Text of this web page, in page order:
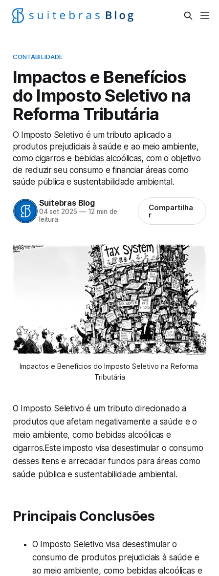
CONTABILIDADE
Impactos e Benefícios
do Imposto Seletivo na
Reforma Tributária
O Imposto Seletivo é um tributo aplicado a
produtos prejudiciais à saúde e ao meio ambiente,
como cigarros e bebidas alcoólicas, com o objetivo
de reduzir seu consumo e financiar áreas como
saúde pública e sustentabilidade ambiental.
Suitebras Blog
04 set 2025 —12 min de
leitura
Compartilha
r
Impactos e Benefícios do Imposto Seletivo na Reforma
Tributária
O Imposto Seletivo é um tributo direcionado a
produtos que afetam negativamente a saúde e o
meio ambiente, como bebidas alcoólicas e
cigarros.Este imposto visa desestimular o consumo
desses itens e arrecadar fundos para áreas como
saúde pública e sustentabilidade ambiental.
Principais Conclusões
O Imposto Seletivo visa desestimular o
consumo de produtos prejudiciais à saúde e
ao meio ambiente, como bebidas alcoólicas e